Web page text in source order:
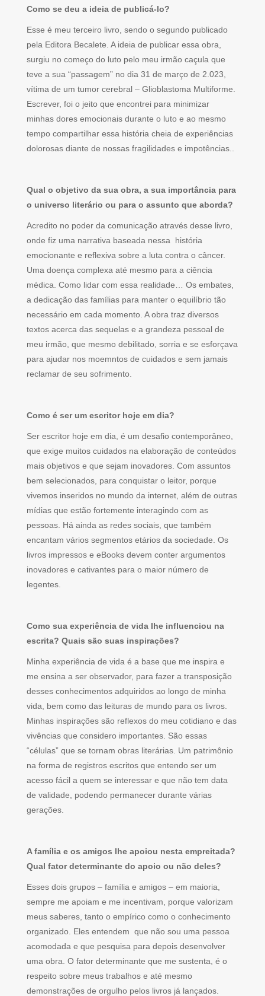
Como se deu a ideia de publicá-lo?
Esse é meu terceiro livro, sendo o segundo publicado
pela Editora Becalete. A ideia de publicar essa obra,
surgiu no começo do luto pelo meu irmão caçula que
teve a sua “passagem” no dia 31 de março de 2.023,
vítima de um tumor cerebral – Glioblastoma Multiforme.
Escrever, foi o jeito que encontrei para minimizar
minhas dores emocionais durante o luto e ao mesmo
tempo compartilhar essa história cheia de experiências
dolorosas diante de nossas fragilidades e impotências..
Qual o objetivo da sua obra, a sua importância para
o universo literário ou para o assunto que aborda?
Acredito no poder da comunicação através desse livro,
onde fiz uma narrativa baseada nessa história
emocionante e reflexiva sobre a luta contra o câncer.
Uma doença complexa até mesmo para a ciência
médica. Como lidar com essa realidade… Os embates,
a dedicação das famílias para manter o equilíbrio tão
necessário em cada momento. A obra traz diversos
textos acerca das sequelas e a grandeza pessoal de
meu irmão, que mesmo debilitado, sorria e se esforçava
para ajudar nos moemntos de cuidados e sem jamais
reclamar de seu sofrimento.
Como é ser um escritor hoje em dia?
Ser escritor hoje em dia, é um desafio contemporâneo,
que exige muitos cuidados na elaboração de conteúdos
mais objetivos e que sejam inovadores. Com assuntos
bem selecionados, para conquistar o leitor, porque
vivemos inseridos no mundo da internet, além de outras
mídias que estão fortemente interagindo com as
pessoas. Há ainda as redes sociais, que também
encantam vários segmentos etários da sociedade. Os
livros impressos e eBooks devem conter argumentos
inovadores e cativantes para o maior número de
legentes.
Como sua experiência de vida lhe influenciou na
escrita? Quais são suas inspirações?
Minha experiência de vida é a base que me inspira e
me ensina a ser observador, para fazer a transposição
desses conhecimentos adquiridos ao longo de minha
vida, bem como das leituras de mundo para os livros.
Minhas inspirações são reflexos do meu cotidiano e das
vivências que considero importantes. São essas
“células” que se tornam obras literárias. Um patrimônio
na forma de registros escritos que entendo ser um
acesso fácil a quem se interessar e que não tem data
de validade, podendo permanecer durante várias
gerações.
A família e os amigos lhe apoiou nesta empreitada?
Qual fator determinante do apoio ou não deles?
Esses dois grupos – família e amigos – em maioria,
sempre me apoiam e me incentivam, porque valorizam
meus saberes, tanto o empírico como o conhecimento
organizado. Eles entendem que não sou uma pessoa
acomodada e que pesquisa para depois desenvolver
uma obra. O fator determinante que me sustenta, é o
respeito sobre meus trabalhos e até mesmo
demonstrações de orgulho pelos livros já lançados.